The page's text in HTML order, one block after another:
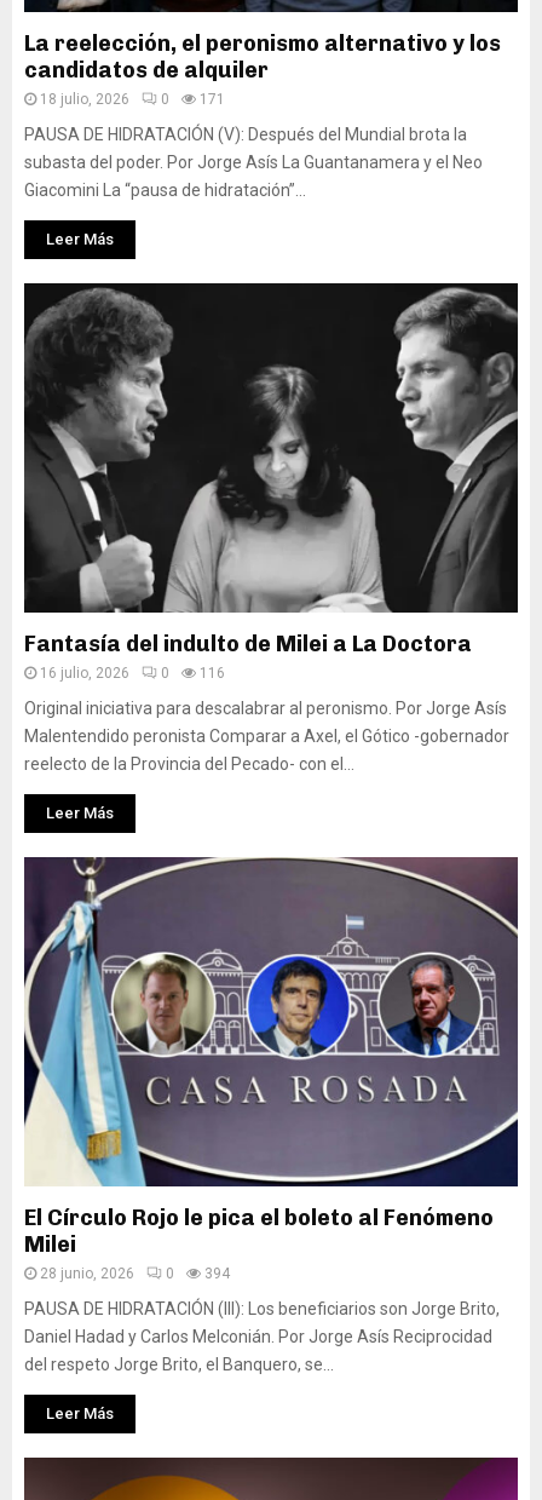
La reelección, el peronismo alternativo y los
candidatos de alquiler
18 julio, 2026 0 171
PAUSA DE HIDRATACIÓN (V): Después del Mundial brota la
subasta del poder. Por Jorge Asís La Guantanamera y el Neo
Giacomini La “pausa de hidratación”...
Leer Más
Fantasía del indulto de Milei a La Doctora
16 julio, 2026 0 116
Original iniciativa para descalabrar al peronismo. Por Jorge Asís
Malentendido peronista Comparar a Axel, el Gótico -gobernador
reelecto de la Provincia del Pecado- con el...
Leer Más
El Círculo Rojo le pica el boleto al Fenómeno
Milei
28 junio, 2026 0 394
PAUSA DE HIDRATACIÓN (III): Los beneficiarios son Jorge Brito,
Daniel Hadad y Carlos Melconián. Por Jorge Asís Reciprocidad
del respeto Jorge Brito, el Banquero, se...
Leer Más